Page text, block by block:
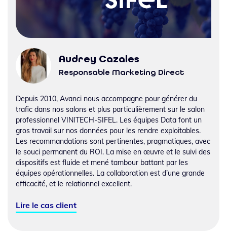
Audrey Cazales
Responsable Marketing Direct
Depuis 2010, Avanci nous accompagne pour générer du
trafic dans nos salons et plus particulièrement sur le salon
professionnel VINITECH-SIFEL. Les équipes Data font un
gros travail sur nos données pour les rendre exploitables.
Les recommandations sont pertinentes, pragmatiques, avec
le souci permanent du ROI. La mise en œuvre et le suivi des
dispositifs est fluide et mené tambour battant par les
équipes opérationnelles. La collaboration est d’une grande
efficacité, et le relationnel excellent.
Lire le cas client